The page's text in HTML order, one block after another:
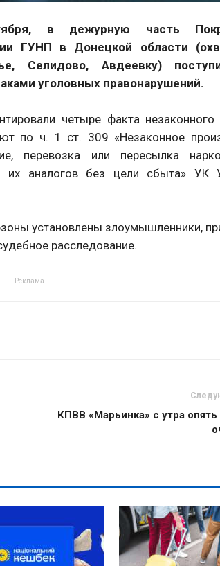
в дежурную часть
ГУНП в Донецкой области
Селидово, Авдеевку)
уголовных правонарушений.
четыре факта незаконного
по ч. 1 ст. 309 «Незаконное
перевозка или пересылка
их аналогов без цели сбыта» УК
установлены злоумышленники,
расследование.
- Реклама -
КПВВ «Марьинка» с утра